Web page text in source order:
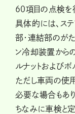
60項目の点検を
具体的には、ス
部・連結部のが
ン冷却装置から
ルナットおよびボ
ただし車両の使
必要な場合もあり
ちなみに車検と